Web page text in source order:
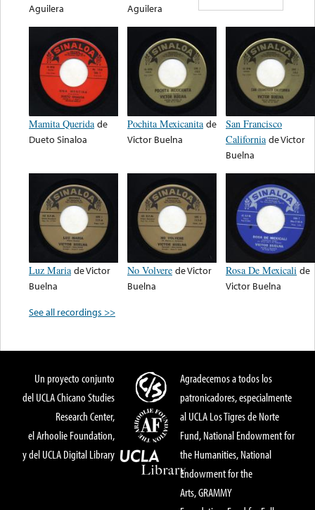
Aguilera
Aguilera
Mamita Querida de
Dueto Sinaloa
Pochita Mexicanita de
Victor Buelna
San Francisco
California deVictor
Buelna
Luz Maria deVictor
Buelna
No Volvere deVictor
Buelna
Rosa De Mexicali de
Victor Buelna
See all recordings >>
Un proyecto conjunto
del UCLA Chicano Studies
Research Center,
el Arhoolie Foundation,
y del UCLA Digital Library
Agradecemos a todos los
patronicadores, especialmente
al UCLA Los Tigres de Norte
Fund, National Endowment for
the Humanities, National
Endowment for the
Arts, GRAMMY